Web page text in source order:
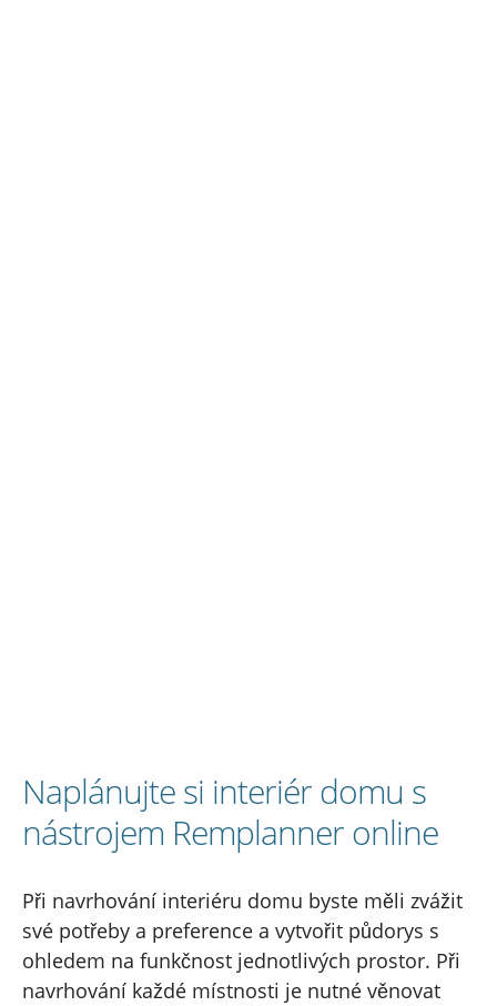
Naplánujte si interiér domu s
nástrojem Remplanner online
Při navrhování interiéru domu byste měli zvážit
své potřeby a preference a vytvořit půdorys s
ohledem na funkčnost jednotlivých prostor. Při
navrhování každé místnosti je nutné věnovat